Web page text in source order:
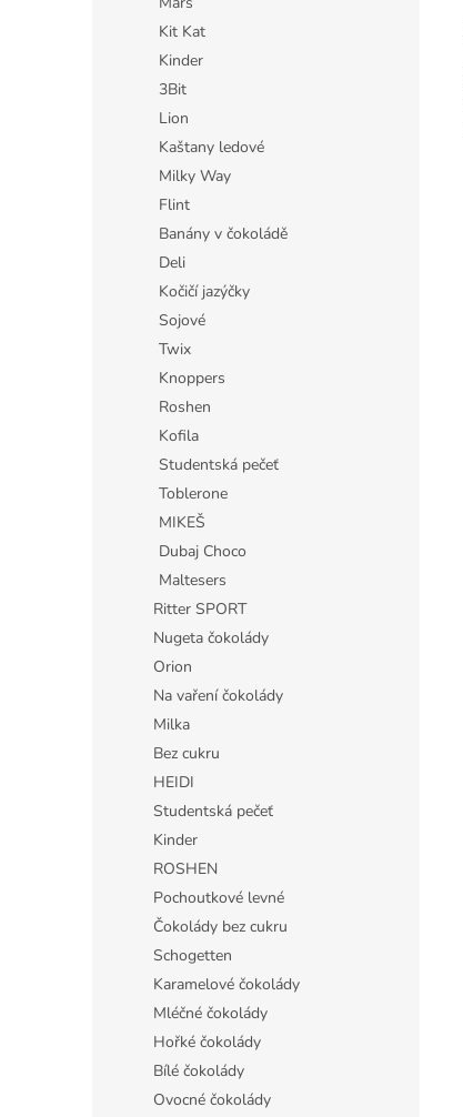
Kit Kat
Kinder
3Bit
Lion
Kaštany ledové
Milky Way
Flint
Banány v čokoládě
Deli
Kočičí jazýčky
Sojové
Twix
Knoppers
Roshen
Kofila
Studentská pečeť
Toblerone
MIKEŠ
Dubaj Choco
Maltesers
Ritter SPORT
Nugeta čokolády
Orion
Na vaření čokolády
Milka
Bez cukru
HEIDI
Studentská pečeť
Kinder
ROSHEN
Pochoutkové levné
Čokolády bez cukru
Schogetten
Karamelové čokolády
Mléčné čokolády
Hořké čokolády
Bílé čokolády
Ovocné čokolády